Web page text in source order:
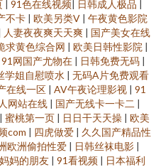
| 91色在线视频| 日韩成人极品 |
不卡 | 欧美另类V | 午夜黄色影院
人妻夜夜爽天天爽 | 国产美女在线
求黄色综合网 | 欧美日韩性影院 |
91网国产尤物在 | 日韩免费无码 |
学姐自慰喷水 | 无码A片免费观看
在线一区 | AV午夜论理影视 | 91
网站在线 | 国产无线卡一卡二 |
| 蜜桃第一页 | 日日干天天操 | 欧美
com | 四虎做爱 | 久久国产精品性
欧洲偷拍性爱 | 日韩丝袜电影 |
妈的朋友 | 91看视频 | 日本福利